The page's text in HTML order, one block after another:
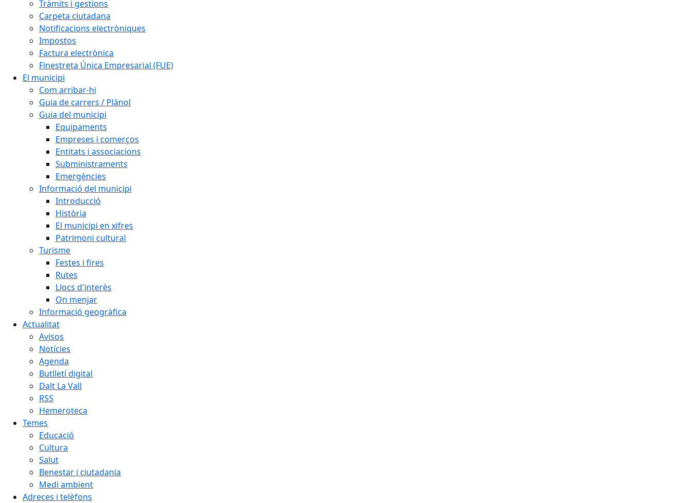
Tràmits i gestions
Carpeta ciutadana
Notificacions electròniques
Impostos
Factura electrònica
Finestreta Única Empresarial (FUE)
El municipi
Com arribar-hi
Guia de carrers / Plànol
Guia del municipi
Equipaments
Empreses i comerços
Entitats i associacions
Subministraments
Emergències
Informació del municipi
Introducció
Història
El municipi en xifres
Patrimoni cultural
Turisme
Festes i fires
Rutes
Llocs d'interès
On menjar
Informació geogràfica
Actualitat
Avisos
Notícies
Agenda
Butlletí digital
Dalt La Vall
RSS
Hemeroteca
Temes
Educació
Cultura
Salut
Benestar i ciutadania
Medi ambient
Adreces i telèfons